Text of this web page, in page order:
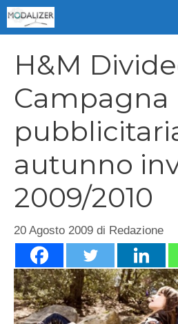
Vai
al
H&M
Campagna
autunno
2009/2010
20 Agosto 2009 di Redazione